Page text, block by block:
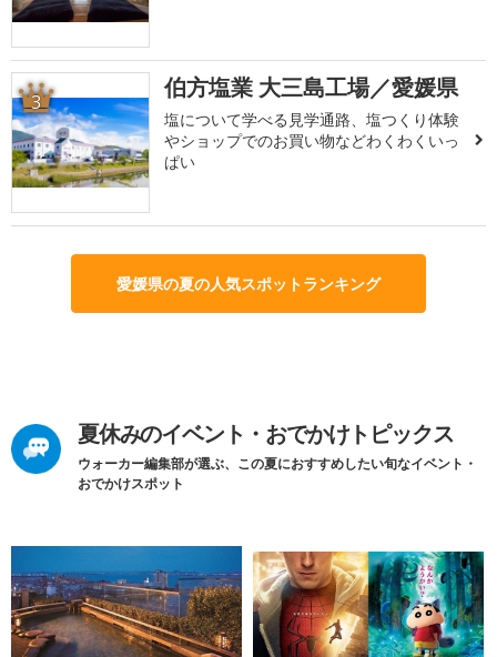
3 伯方塩業 大三島工場／愛媛県
塩について学べる見学通路、塩つくり体験
やショップでのお買い物などわくわくいっ
ぱい
愛媛県の夏の人気スポットランキング
夏休みのイベント・おでかけトピックス
ウォーカー編集部が選ぶ、この夏におすすめしたい旬なイベント・
おでかけスポット